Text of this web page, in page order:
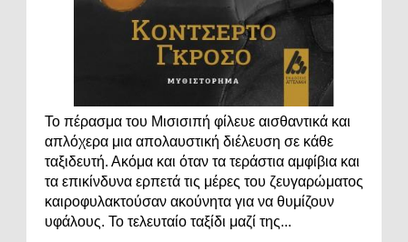
Το πέρασμα του Μισισιπή φίλευε αισθαντικά και
απλόχερα μια απολαυστική διέλευση σε κάθε
ταξιδευτή. Ακόμα και όταν τα τεράστια αμφίβια και
τα επικίνδυνα ερπετά τις μέρες του ζευγαρώματος
καιροφυλακτούσαν ακούνητα για να θυμίζουν
υφάλους. Το τελευταίο ταξίδι μαζί της...